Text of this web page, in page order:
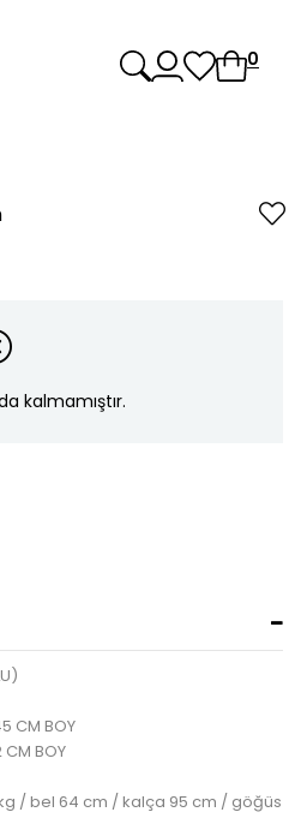
0
kalmamıştır.
CM BOY
CM BOY
kg / bel 64 cm / kalça 95 cm / göğüs